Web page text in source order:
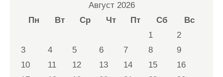
Август 2026
Пн
Вт Ср Чт Пт Сб
Вс
1
2
3
4 5 6 7 8
9
10
11 12 13 14 15
16